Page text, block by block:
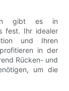
gibt es in
fest. Ihr idealer
und Ihren
in der
Rücken- und
um die